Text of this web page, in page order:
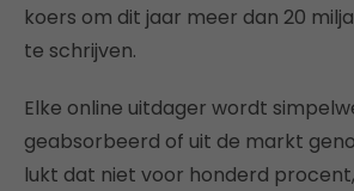
koers om dit jaar meer dan 20
te schrijven.
Elke online uitdager wordt
geabsorbeerd of uit de markt
lukt dat niet voor honderd